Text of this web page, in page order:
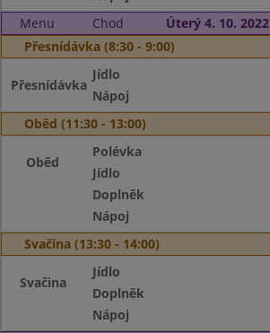
Menu
Chod
Úterý 4. 10. 2022
Přesnídávka (8:30 - 9:00)
Přesnídávka
Jídlo
Nápoj
Oběd (11:30 - 13:00)
Oběd
Polévka
Jídlo
Doplněk
Nápoj
Svačina (13:30 - 14:00)
Svačina
Jídlo
Doplněk
Nápoj